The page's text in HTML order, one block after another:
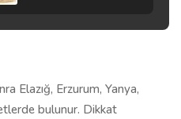
Elazığ, Erzurum, Yanya,
bulunur. Dikkat